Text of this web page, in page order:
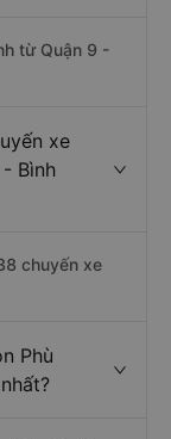
từ Quận 9 -
xe
Bình
chuyến xe
Phù